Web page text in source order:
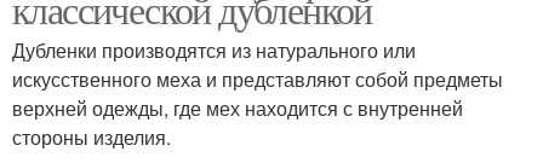
Дубленки производятся из натурального или
искусственного меха и представляют собой предметы
верхней одежды, где мех находится с внутренней
стороны изделия.